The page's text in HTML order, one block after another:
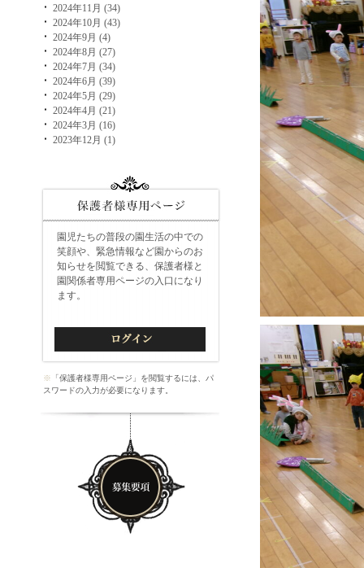
2024年11月 (34)
2024年10月 (43)
2024年9月 (4)
2024年8月 (27)
2024年7月 (34)
2024年6月 (39)
2024年5月 (29)
2024年4月 (21)
2024年3月 (16)
2023年12月 (1)
園児たちの普段の園生活の中での
笑顔や、緊急情報など園からのお
知らせを閲覧できる、保護者様と
園関係者専用ページの入口になり
ます。
※ 「保護者様専用ページ」を閲覧するには、パ
スワードの入力が必要になります。